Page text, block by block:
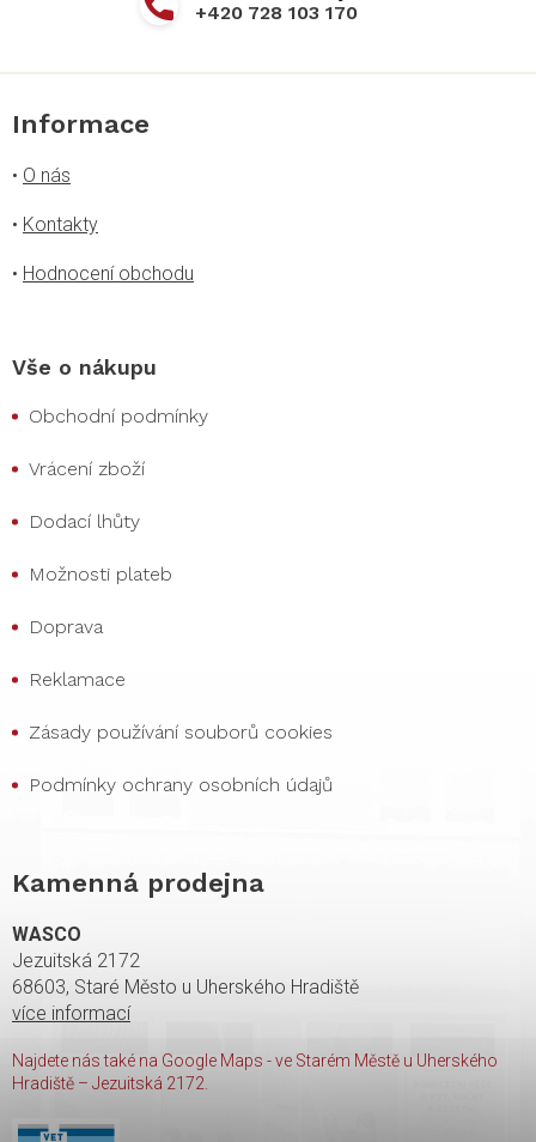
+420 728 103 170
Informace
• O nás
• Kontakty
• Hodnocení obchodu
Vše o nákupu
Obchodní podmínky
Vrácení zboží
Dodací lhůty
Možnosti plateb
Doprava
Reklamace
Zásady používání souborů cookies
Podmínky ochrany osobních údajů
Kamenná prodejna
WASCO
Jezuitská 2172
68603, Staré Město u Uherského Hradiště
více informací
Najdete nás také na Google Maps - ve Starém Městě u Uherského
Hradiště – Jezuitská 2172.